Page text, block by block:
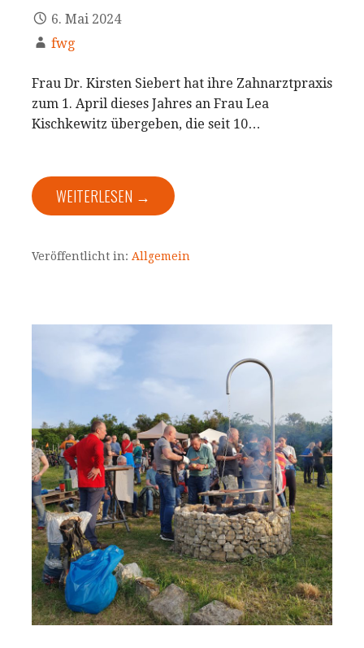
6. Mai 2024
fwg
Frau Dr. Kirsten Siebert hat ihre Zahnarztpraxis
zum 1. April dieses Jahres an Frau Lea
Kischkewitz übergeben, die seit 10…
WEITERLESEN →
Veröffentlicht in: Allgemein